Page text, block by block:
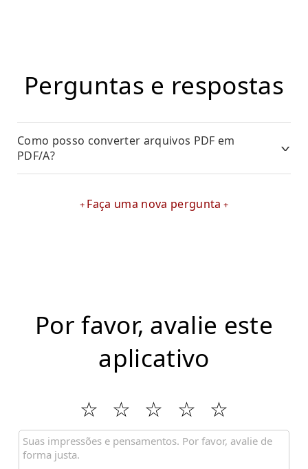
Perguntas e respostas
Como posso converter arquivos PDF em
PDF/A?
Faça uma nova pergunta
Por favor, avalie este
aplicativo